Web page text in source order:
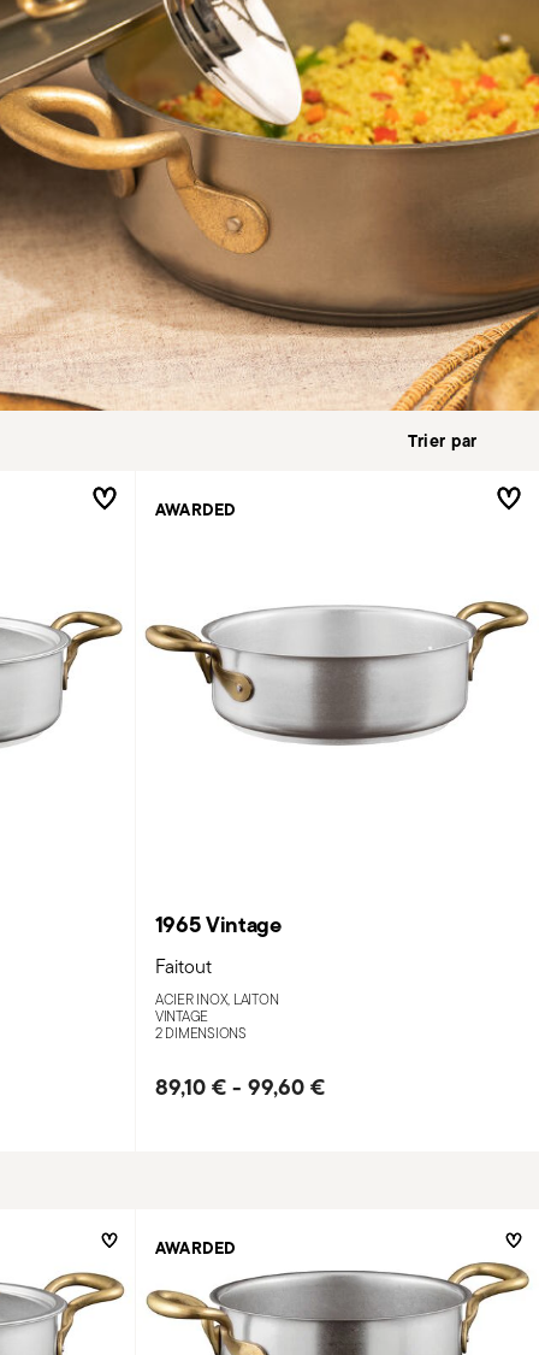
1965 Vintage
Faitout
ACIER INOX, LAITON
VINTAGE
2 DIMENSIONS
89,10 €- 99,60 €
AWARDED
AWARDED